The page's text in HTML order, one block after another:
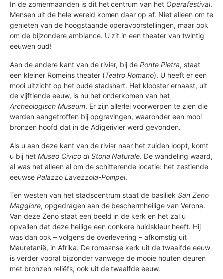
In de zomermaanden is dit het centrum van het Operafestival.
Mensen uit de hele wereld komen daar op af. Niet alleen om te
genieten van de hoogstaande operavoorstellingen, maar ook
om de bijzondere ambiance. U zit in een theater van twintig
eeuwen oud!
Aan de andere kant van de rivier, bij de Ponte Pietra, staat
een kleiner Romeins theater (Teatro Romano). U heeft er een
mooi uitzicht op het oude stadshart. Het klooster ernaast, uit
de vijftiende eeuw, is nu het onderkomen van het
Archeologisch Museum. Er zijn allerlei voorwerpen te zien die
werden aangetroffen bij opgravingen, waaronder een mooi
bronzen hoofd dat in de Adigerivier werd gevonden.
Als u aan deze kant van de rivier naar het zuiden loopt, komt
u bij het Museo Civico di Storia Naturale. De wandeling waard,
al was het alleen al om de schitterende locatie: het zestiende
eeuwse Palazzo Lavezzola-Pompei.
Ten westen van het stadscentrum staat de basiliek San Zeno
Maggiore, opgedragen aan de beschermheilige van Verona.
Van deze Zeno staat een beeld in de kerk en het zal u
opvallen dat deze heilige een donkere huidskleur heeft. Hij
was dan ook – volgens de overlevering – afkomstig uit
Mauretanië, in Afrika. De romaanse kerk uit de twaalfde eeuw
is verder vooral bijzonder vanwege de mooie houten deuren
met bronzen reliëfs, ook uit de twaalfde eeuw.